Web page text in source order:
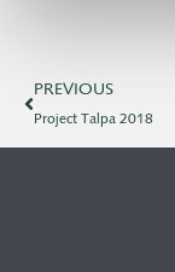
PREVIOUS
Project Talpa 2018